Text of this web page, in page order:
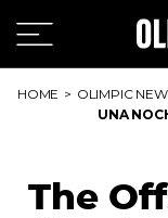
Contenido
meú
principal
HOME OLIMPIC
UNA
The